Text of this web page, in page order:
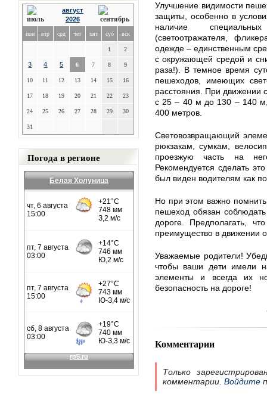
август
2026
пон втр срд чет пят суб вск
1 2
3 4 5 6 7 8 9
10 11 12 13 14 15 16
17 18 19 20 21 22 23
24 25 26 27 28 29 30
31
Погода в регионе
Белая Холуница
Улучшение видимости
защиты, особенно в
наличие
(светоотражателя,
одежде – единственным
с окружающей средой и
раза!). В темное время
пешеходов, имеющих
расстояния. При движении
с 25 – 40 м до 130 – 140
400 метров.
Световозвращающий
рюкзакам, сумкам,
проезжую часть на
Рекомендуется сделать
был виден водителям как
Но при этом важно
пешеход обязан
дороге. Предполагать,
преимущество в движении
Уважаемые родители!
чтобы ваши дети имели
элементы и всегда их
безопасность на дороге!
Комментарии
Только
комментарии. Войдите